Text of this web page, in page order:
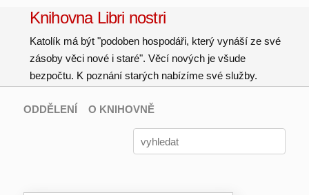
Knihovna Libri nostri
Katolík má být "podoben hospodáři, který vynáší ze své
zásoby věci nové i staré". Věcí nových je všude
bezpočtu. K poznání starých nabízíme své služby.
ODDĚLENÍ O KNIHOVNĚ